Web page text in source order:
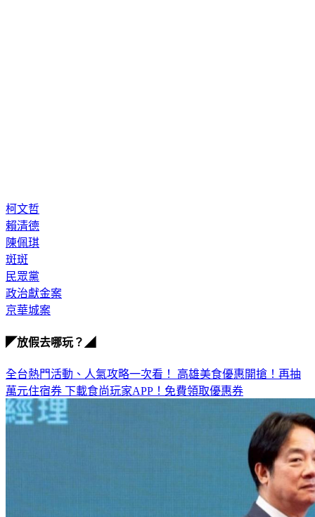
賴清德
陳佩琪
斑斑
民眾黨
政治獻金案
京華城案
萬元住宿券下載食尚玩家APP！免費領取優惠券